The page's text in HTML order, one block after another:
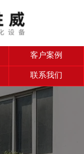
客户案例
联系我们